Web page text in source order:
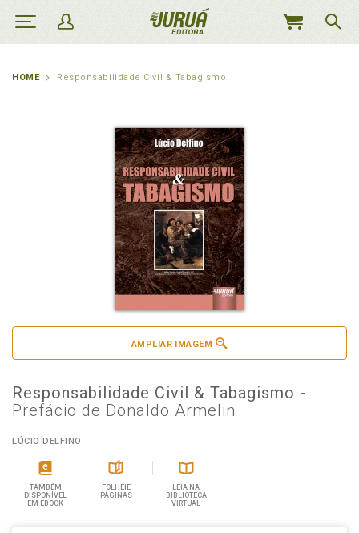
MEU
HOME Responsabilidade Civil & Tabagismo
AMPLIAR IMAGEM
Responsabilidade Civil & Tabagismo -
Prefácio de Donaldo Armelin
LÚCIO DELFINO
TAMBÉM
DISPONÍVEL
EM EBOOK
FOLHEIE
PÁGINAS
LEIA NA
BIBLIOTECA
VIRTUAL